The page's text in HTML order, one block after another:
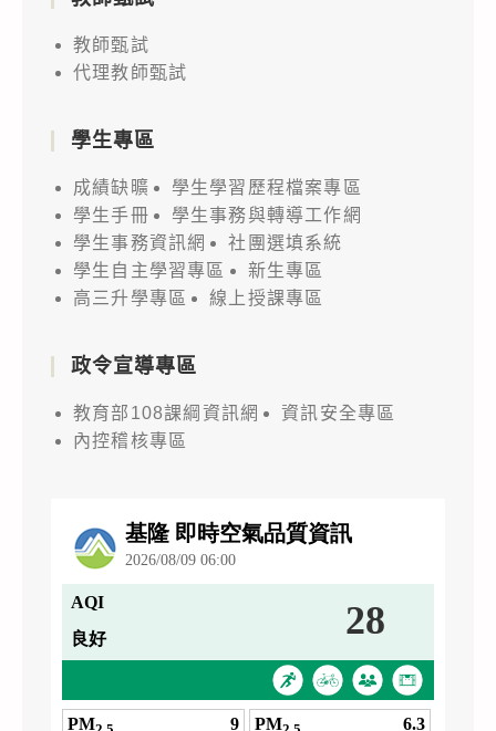
教師甄試
代理教師甄試
學生專區
成績缺曠
學生學習歷程檔案專區
學生手冊
學生事務與轉導工作網
學生事務資訊網
社團選填系統
學生自主學習專區
新生專區
高三升學專區
線上授課專區
政令宣導專區
教育部108課綱資訊網
資訊安全專區
內控稽核專區